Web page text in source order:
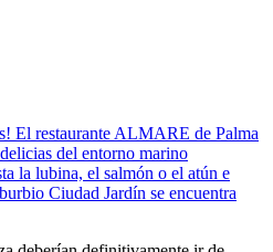
El restaurante ALMARE de Palma
del entorno marino
la lubina, el salmón o el atún e
Ciudad Jardín se encuentra